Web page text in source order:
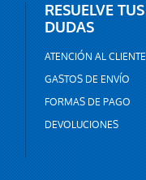
RESUELVE TUS
DUDAS
ATENCIÓN AL CLIENTE
GASTOS DE ENVÍO
FORMAS DE PAGO
DEVOLUCIONES